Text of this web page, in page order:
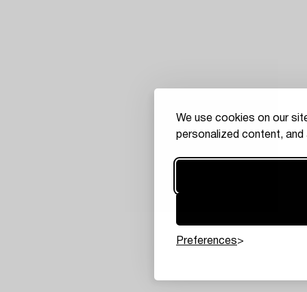
We use cookies on our
personalized content,
Preferences